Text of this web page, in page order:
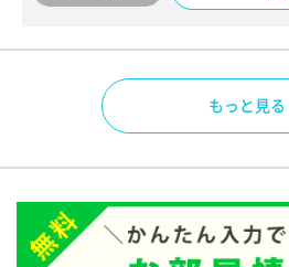
もっと見る